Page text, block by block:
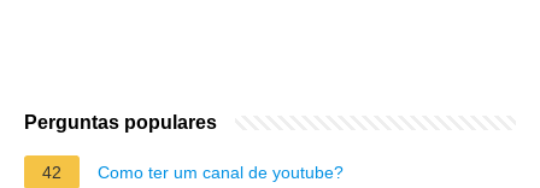
Perguntas populares
42 Como ter um canal de youtube?